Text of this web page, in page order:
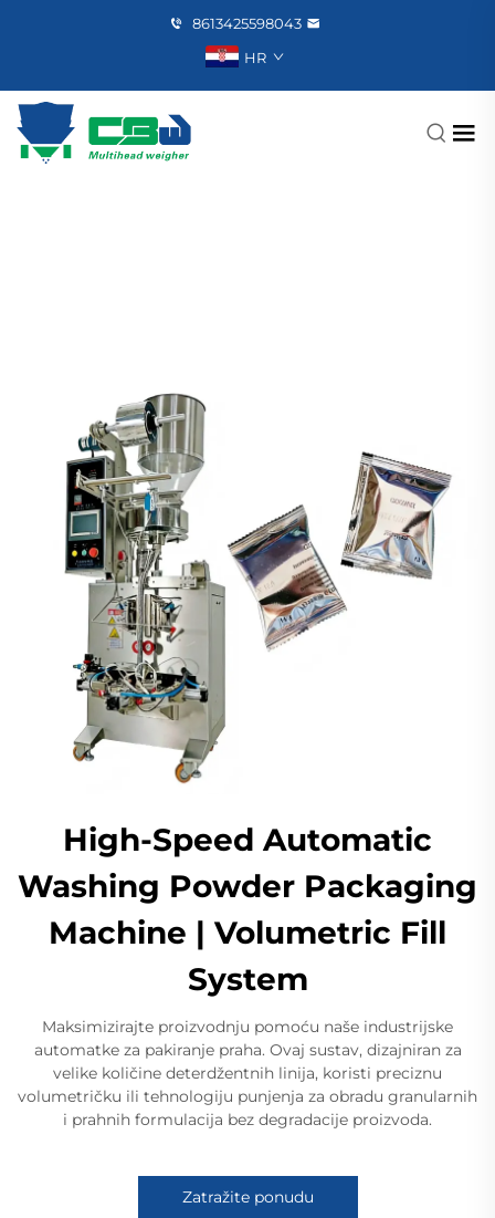
8613425598043
HR
High-Speed Automatic
Washing Powder Packaging
Machine | Volumetric Fill
System
Maksimizirajte proizvodnju pomoću naše industrijske
automatke za pakiranje praha. Ovaj sustav, dizajniran za
velike količine deterdžentnih linija, koristi preciznu
volumetričku ili tehnologiju punjenja za obradu granularnih
i prahnih formulacija bez degradacije proizvoda.
Zatražite ponudu